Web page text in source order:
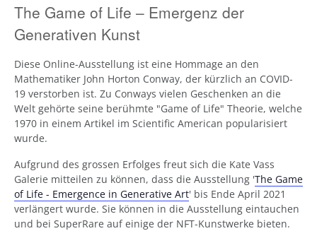
The Game of Life – Emergenz der
Generativen Kunst
Diese Online-Ausstellung ist eine Hommage an den
Mathematiker John Horton Conway, der kürzlich an COVID-
19 verstorben ist. Zu Conways vielen Geschenken an die
Welt gehörte seine berühmte "Game of Life" Theorie, welche
1970 in einem Artikel im Scientific American popularisiert
wurde.
Aufgrund des grossen Erfolges freut sich die Kate Vass
Galerie mitteilen zu können, dass die Ausstellung 'The Game
of Life - Emergence in Generative Art' bis Ende April 2021
verlängert wurde. Sie können in die Ausstellung eintauchen
und bei SuperRare auf einige der NFT-Kunstwerke bieten.